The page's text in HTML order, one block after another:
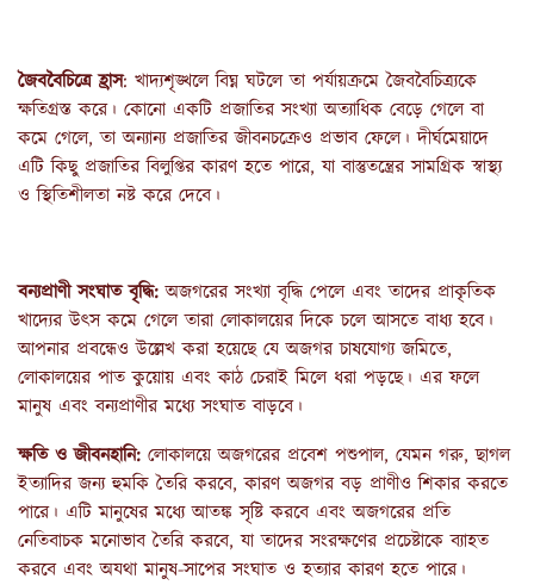
জৈববৈচিত্রে হ্রাস: খাদ্যশৃঙ্খলে বিঘ্ন ঘটলে তা পর্যায়ক্রমে জৈববৈচিত্র্যকে
ক্ষতিগ্রস্ত করে। কোনো একটি প্রজাতির সংখ্যা অত্যাধিক বেড়ে গেলে বা
কমে গেলে, তা অন্যান্য প্রজাতির জীবনচক্রেও প্রভাব ফেলে। দীর্ঘমেয়াদে
এটি কিছু প্রজাতির বিলুপ্তির কারণ হতে পারে, যা বাস্তুতন্ত্রের সামগ্রিক স্বাস্থ্য
ও স্থিতিশীলতা নষ্ট করে দেবে।
বন্যপ্রাণী সংঘাত বৃদ্ধি: অজগরের সংখ্যা বৃদ্ধি পেলে এবং তাদের প্রাকৃতিক
খাদ্যের উৎস কমে গেলে তারা লোকালয়ের দিকে চলে আসতে বাধ্য হবে।
আপনার প্রবন্ধেও উল্লেখ করা হয়েছে যে অজগর চাষযোগ্য জমিতে,
লোকালয়ের পাত কুয়োয় এবং কাঠ চেরাই মিলে ধরা পড়ছে। এর ফলে
মানুষ এবং বন্যপ্রাণীর মধ্যে সংঘাত বাড়বে।
ক্ষতি ও জীবনহানি: লোকালয়ে অজগরের প্রবেশ পশুপাল, যেমন গরু, ছাগল
ইত্যাদির জন্য হুমকি তৈরি করবে, কারণ অজগর বড় প্রাণীও শিকার করতে
পারে। এটি মানুষের মধ্যে আতঙ্ক সৃষ্টি করবে এবং অজগরের প্রতি
নেতিবাচক মনোভাব তৈরি করবে, যা তাদের সংরক্ষণের প্রচেষ্টাকে ব্যাহত
করবে এবং অযথা মানুষ-সাপের সংঘাত ও হত্যার কারণ হতে পারে।